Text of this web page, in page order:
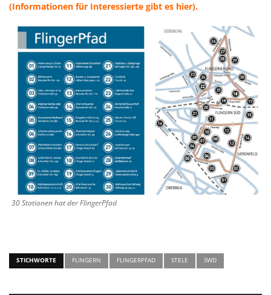
(Informationen für Interessierte gibt es hier).
30 Stationen hat der FlingerPfad
STICHWORTE FLINGERN FLINGERPFAD STELE SWD